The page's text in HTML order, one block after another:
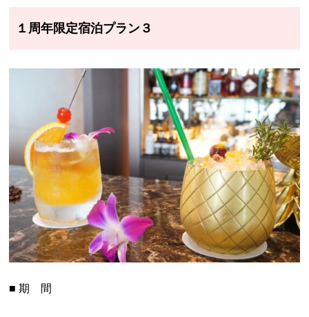
１周年限定宿泊プラン３
■ 期 間